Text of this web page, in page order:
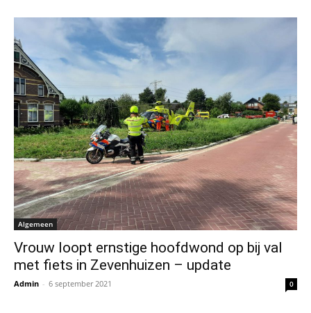
Algemeen
Vrouw loopt ernstige hoofdwond op bij val
met fiets in Zevenhuizen – update
Admin - 6 september 2021 0